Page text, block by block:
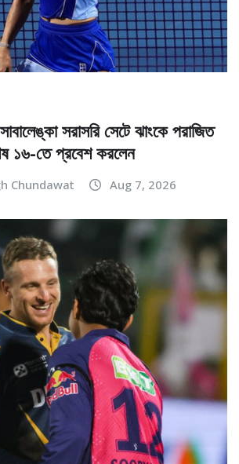
সরাসরি সেটে ঝাংকে পরাজিত
১৬-তে প্রবেশ করলেন
Chundawat Aug 7, 2026